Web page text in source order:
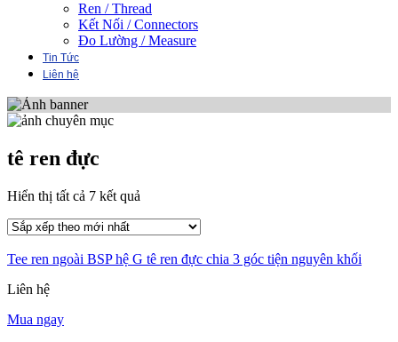
Ren / Thread
Kết Nối / Connectors
Đo Lường / Measure
Tin Tức
Liên hệ
tê ren đực
Hiển thị tất cả 7 kết quả
mới
Tee ren ngoài BSP hệ G tê ren đực chia 3 góc tiện nguyên khối
Liên hệ
Mua ngay